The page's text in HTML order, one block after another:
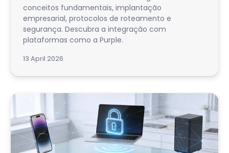
conceitos fundamentais, implantação
empresarial, protocolos de roteamento e
segurança. Descubra a integração com
plataformas como a Purple.
13 April 2026